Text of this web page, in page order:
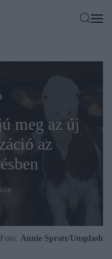
meg az új
az
Fotó: Annie Spratt/Unsplash